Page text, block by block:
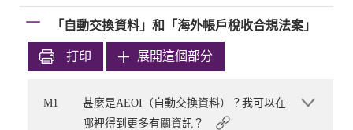
「自動交換資料」和「海外帳戶稅收合規法案」
打印 展開這個部分
M1
甚麼是AEOI（自動交換資料）？我可以在
哪裡得到更多有關資訊？